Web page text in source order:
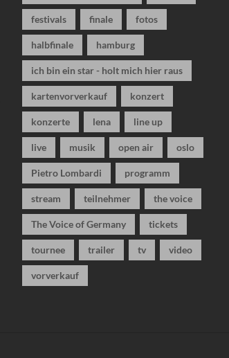
festivals finale fotos
halbfinale hamburg
ich bin ein star - holt mich hier raus
kartenvorverkauf konzert
konzerte lena line up
live musik open air oslo
Pietro Lombardi programm
stream teilnehmer the voice
The Voice of Germany tickets
tournee trailer tv video
vorverkauf